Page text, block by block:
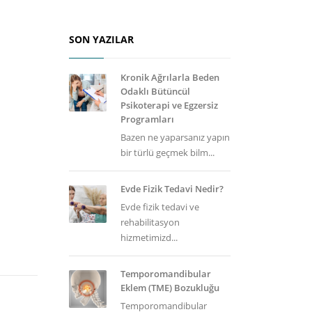
SON YAZILAR
Kronik Ağrılarla Beden
Odaklı Bütüncül
Psikoterapi ve Egzersiz
Programları
Bazen ne yaparsanız yapın
bir türlü geçmek bilm...
Evde Fizik Tedavi Nedir?
Evde fizik tedavi ve
rehabilitasyon
hizmetimizd...
Temporomandibular
Eklem (TME) Bozukluğu
Temporomandibular